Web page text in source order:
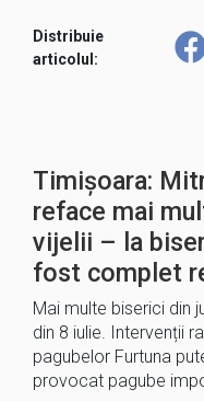
Distribuie
articolul:
Timișoara:
reface mai
vijelii – la
fost complet
Mai multe biserici din
din 8 iulie. Intervenții
pagubelor Furtuna
provocat pagube